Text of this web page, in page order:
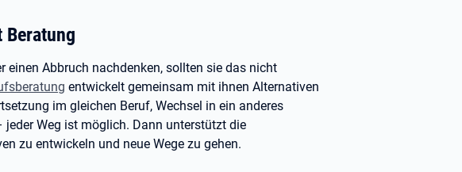
einen Abbruch nachdenken, sollten sie das nicht
entwickelt gemeinsam mit ihnen Alternativen
im gleichen Beruf, Wechsel in ein anderes
jeder Weg ist möglich. Dann unterstützt die
zu entwickeln und neue Wege zu gehen.